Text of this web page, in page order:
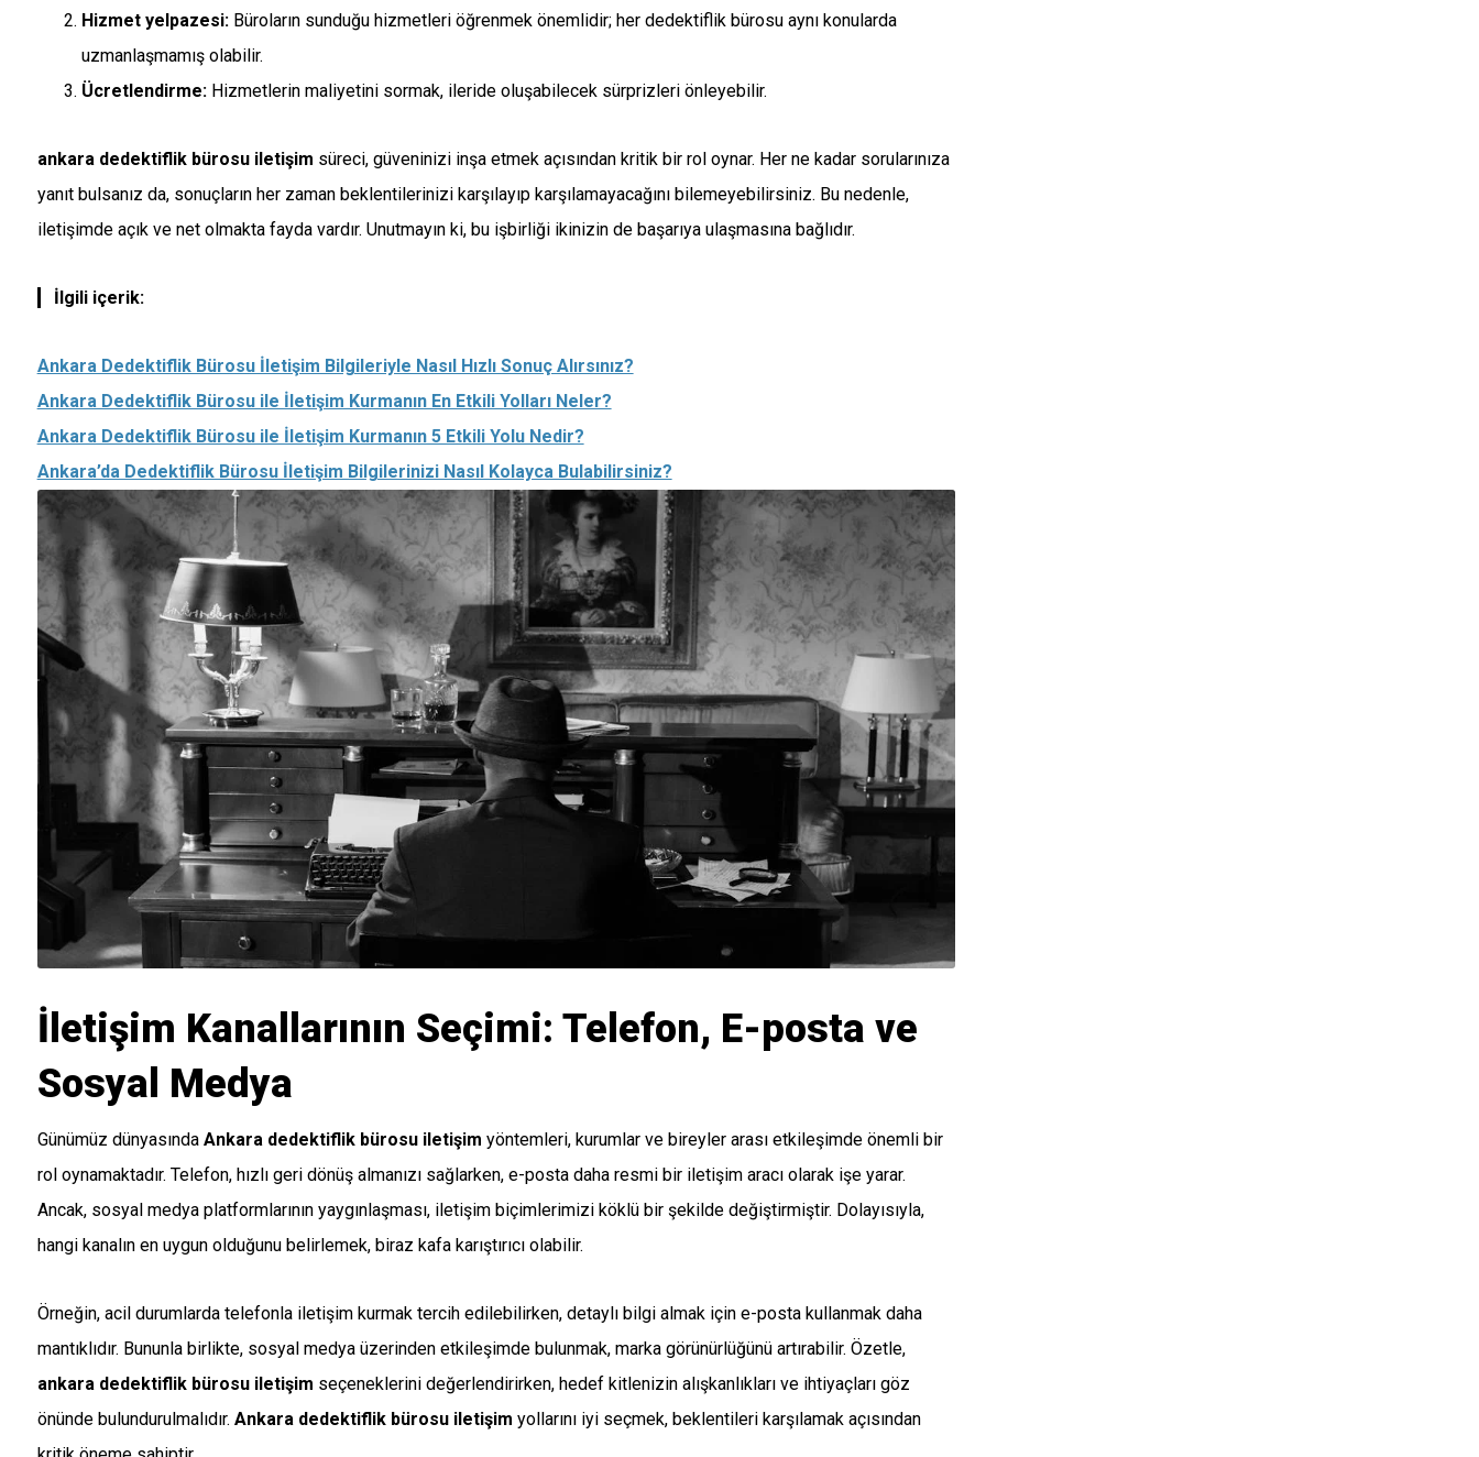
Hizmet yelpazesi:Büroların sunduğu hizmetleri öğrenmek önemlidir; her dedektiflik bürosu aynı konularda
uzmanlaşmamış olabilir.
Ücretlendirme:Hizmetlerin maliyetini sormak, ileride oluşabilecek sürprizleri önleyebilir.
ankara dedektiflik bürosu iletişim süreci, güveninizi inşa etmek açısından kritik bir rol oynar. Her ne kadar sorularınıza
yanıt bulsanız da, sonuçların her zaman beklentilerinizi karşılayıp karşılamayacağını bilemeyebilirsiniz. Bu nedenle,
iletişimde açık ve net olmakta fayda vardır. Unutmayın ki, bu işbirliği ikinizin de başarıya ulaşmasına bağlıdır.
İlgili içerik:
Ankara Dedektiflik Bürosu İletişim Bilgileriyle Nasıl Hızlı Sonuç Alırsınız?
Ankara Dedektiflik Bürosu ile İletişim Kurmanın En Etkili Yolları Neler?
Ankara Dedektiflik Bürosu ile İletişim Kurmanın 5 Etkili Yolu Nedir?
Ankara’da Dedektiflik Bürosu İletişim Bilgilerinizi Nasıl Kolayca Bulabilirsiniz?
İletişim Kanallarının Seçimi: Telefon, E-posta ve
Sosyal Medya
Günümüz dünyasında Ankara dedektiflik bürosu iletişim yöntemleri, kurumlar ve bireyler arası etkileşimde önemli bir
rol oynamaktadır. Telefon, hızlı geri dönüş almanızı sağlarken, e-posta daha resmi bir iletişim aracı olarak işe yarar.
Ancak, sosyal medya platformlarının yaygınlaşması, iletişim biçimlerimizi köklü bir şekilde değiştirmiştir. Dolayısıyla,
hangi kanalın en uygun olduğunu belirlemek, biraz kafa karıştırıcı olabilir.
Örneğin, acil durumlarda telefonla iletişim kurmak tercih edilebilirken, detaylı bilgi almak için e-posta kullanmak daha
mantıklıdır. Bununla birlikte, sosyal medya üzerinden etkileşimde bulunmak, marka görünürlüğünü artırabilir. Özetle,
ankara dedektiflik bürosu iletişim seçeneklerini değerlendirirken, hedef kitlenizin alışkanlıkları ve ihtiyaçları göz
önünde bulundurulmalıdır. Ankara dedektiflik bürosu iletişim yollarını iyi seçmek, beklentileri karşılamak açısından